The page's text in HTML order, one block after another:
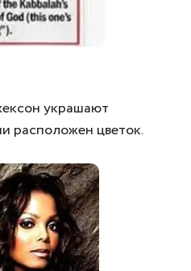
украшают
расположен цветок.